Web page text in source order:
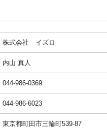
株式会社 イズロ
内山 真人
044-986-0369
044-986-6023
東京都町田市三輪町539-87